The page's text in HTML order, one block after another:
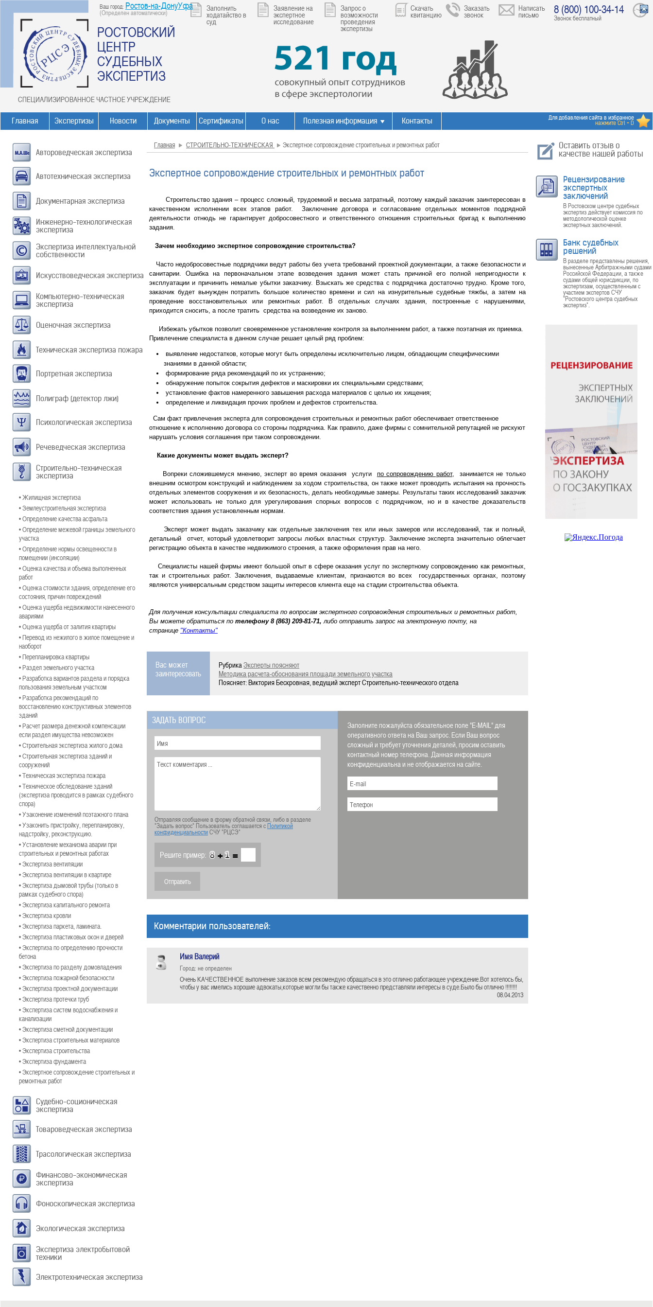
Ваш город: Ростов-на-ДонуУфа
(Определен автоматически)
РОСТОВСКИЙ
ЦЕНТР
СУДЕБНЫХ
ЭКСПЕРТИЗ
СПЕЦИАЛИЗИРОВАННОЕ ЧАСТНОЕ УЧРЕЖДЕНИЕ
Заполнить
ходатайство в
суд
Заявление на
экспертное
исследование
Запрос о
возможности
проведения
экспертизы
Скачать
квитанцию
Заказать
звонок
Написать
письмо 8 (800) 100-34-14
Звонок бесплатный
Главная Экспертизы Новости Документы Сертификаты О нас Полезная информация Контакты Для добавления сайта в избранное
нажмите Ctrl + D
Автороведческая экспертиза
Автотехническая экспертиза
Документарная экспертиза
Инженерно-технологическая
экспертиза
Экспертиза интеллектуальной
собственности
Искусствоведческая экспертиза
Компьютерно-техническая
экспертиза
Оценочная экспертиза
Техническая экспертиза пожара
Портретная экспертиза
Полиграф (детектор лжи)
Психологическая экспертиза
Речеведческая экспертиза
Строительно-техническая
экспертиза
• Жилищная экспертиза
• Землеустроительная экспертиза
• Определение качества асфальта
• Определение межевой границы земельного
участка
• Определение нормы освещенности в
помещении (инсоляции)
• Оценка качества и объема выполненных
работ
• Оценка стоимости здания, определение его
состояния, причин повреждений
• Оценка ущерба недвижимости нанесенного
авариями
• Оценка ущерба от залития квартиры
• Перевод из нежилого в жилое помещение и
наоборот
• Перепланировка квартиры
• Раздел земельного участка
• Разработка вариантов раздела и порядка
пользования земельным участком
• Разработка рекомендаций по
восстановлению конструктивных элементов
зданий
• Расчет размера денежной компенсации
если раздел имущества невозможен
• Строительная экспертиза жилого дома
• Строительная экспертиза зданий и
сооружений
• Техническая экспертиза пожара
• Техническое обследование зданий
(экспертиза проводится в рамках судебного
спора)
• Узаконение изменений поэтажного плана
• Узаконить пристройку, перепланировку,
надстройку, реконструкцию.
• Установление механизма аварии при
строительных и ремонтных работах
• Экспертиза вентиляции
• Экспертиза вентиляции в квартире
• Экспертиза дымовой трубы (только в
рамках судебного спора)
• Экспертиза капитального ремонта
• Экспертиза кровли
• Экспертиза паркета, ламината.
• Экспертиза пластиковых окон и дверей
• Экспертиза по определению прочности
бетона
• Экспертиза по разделу домовладения
• Экспертиза пожарной безопасности
• Экспертиза проектной документации
• Экспертиза протечки труб
• Экспертиза систем водоснабжения и
канализации
• Экспертиза сметной документации
• Экспертиза строительных материалов
• Экспертиза строительства
• Экспертиза фундамента
• Экспертное сопровождение строительных и
ремонтных работ
Судебно-соционическая
экспертиза
Товароведческая экспертиза
Трасологическая экспертиза
Финансово-экономическая
экспертиза
Фоноскопическая экспертиза
Экологическая экспертиза
Экспертиза электробытовой
техники
Электротехническая экспертиза
Главная СТРОИТЕЛЬНО-ТЕХНИЧЕСКАЯ Экспертное сопровождение строительных и ремонтных работ
Экспертное сопровождение строительных и ремонтных работ
Строительство здания – процесс сложный, трудоемкий и весьма затратный, поэтому каждый заказчик заинтересован в
качественном исполнении всех этапов работ. Заключение договора и согласование отдельных моментов подрядной
деятельности отнюдь не гарантирует добросовестного и ответственного отношения строительных бригад к выполнению
задания.
Зачем необходимо экспертное сопровождение строительства?
Часто недобросовестные подрядчики ведут работы без учета требований проектной документации, а также безопасности и
санитарии. Ошибка на первоначальном этапе возведения здания может стать причиной его полной непригодности к
эксплуатации и причинить немалые убытки заказчику. Взыскать же средства с подрядчика достаточно трудно. Кроме того,
заказчик будет вынужден потратить большое количество времени и сил на изнурительные судебные тяжбы, а затем на
проведение восстановительных или ремонтных работ. В отдельных случаях здания, построенные с нарушениями,
приходится сносить, а после тратить средства на возведение их заново.
Избежать убытков позволит своевременное установление контроля за выполнением работ, а также поэтапная их приемка.
Привлечение специалиста в данном случае решает целый ряд проблем:
выявление недостатков, которые могут быть определены исключительно лицом, обладающим специфическими
знаниями в данной области;
формирование ряда рекомендаций по их устранению;
обнаружение попыток сокрытия дефектов и маскировки их специальными средствами;
установление фактов намеренного завышения расхода материалов с целью их хищения;
определение и ликвидация прочих проблем и дефектов строительства.
Сам факт привлечения эксперта для сопровождения строительных и ремонтных работ обеспечивает ответственное
отношение к исполнению договора со стороны подрядчика. Как правило, даже фирмы с сомнительной репутацией не рискуют
нарушать условия соглашения при таком сопровождении.
Какие документы может выдать эксперт?
Вопреки сложившемуся мнению, эксперт во время оказания услуги по сопровождению работ, занимается не только
внешним осмотром конструкций и наблюдением за ходом строительства, он также может проводить испытания на прочность
отдельных элементов сооружения и их безопасность, делать необходимые замеры. Результаты таких исследований заказчик
может использовать не только для урегулирования спорных вопросов с подрядчиком, но и в качестве доказательств
соответствия здания установленным нормам.
Эксперт может выдать заказчику как отдельные заключения тех или иных замеров или исследований, так и полный,
детальный отчет, который удовлетворит запросы любых властных структур. Заключение эксперта значительно облегчает
регистрацию объекта в качестве недвижимого строения, а также оформления прав на него.
Специалисты нашей фирмы имеют большой опыт в сфере оказания услуг по экспертному сопровождению как ремонтных,
так и строительных работ. Заключения, выдаваемые клиентам, признаются во всех государственных органах, поэтому
являются универсальным средством защиты интересов клиента еще на стадии строительства объекта.
Для получения консультации специалиста по вопросам экспертного сопровождения строительных и ремонтных работ,
Вы можете обратиться по телефону 8 (863) 209-81-71, либо отправить запрос на электронную почту, на
странице "Контакты"
Вас может
заинтересовать
РубрикаЭксперты поясняют
Методика расчета-обоснования площади земельного участка
Поясняет: Виктория Бескровная, ведущий эксперт Строительно-технического отдела
ЗАДАТЬ ВОПРОС
Отправляя сообщение в форму обратной связи, либо в разделе
"Задать вопрос" Пользователь соглашается сПолитикой
конфиденциальностиСЧУ "РЦСЭ"
Решите пример: + =
Заполните пожалуйста обязательное поле "E-MAIL" для
оперативного ответа на Ваш запрос. Если Ваш вопрос
сложный и требует уточнения деталей, просим оставить
контактный номер телефона. Данная информация
конфиденциальна и не отображается на сайте.
Комментарии пользователей:
Имя Валерий
Город: не определен
Очень КАЧЕСТВЕННОЕ выполнение заказов всем рекомендую обращаться в это отлично работающее учреждение.Вот хотелось бы,
чтобы у вас имелись хорошие адвокаты,которые могли бы также качественно представляли интересы в суде.Было бы отлично !!!!!!!!
08.04.2013
Оставить отзыв о
качестве нашей работы
Рецензирование
экспертных
заключений
В Ростовском центре судебных
экспертиз действует комиссия по
методологической оценке
экспертных заключений.
Банк судебных
решений
В разделе представлены решения,
вынесенные Арбитражными судами
Российской Федерации, а также
судами общей юрисдикции, по
экспертизам, осуществленным с
участием экспертов СЧУ
"Ростовского центра судебных
экспертиз".